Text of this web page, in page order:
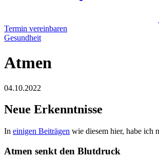
Termin vereinbaren
Gesundheit
Atmen
04.10.2022
Neue Erkenntnisse
In einigen Beiträgen wie diesem hier, habe ich
Atmen senkt den Blutdruck